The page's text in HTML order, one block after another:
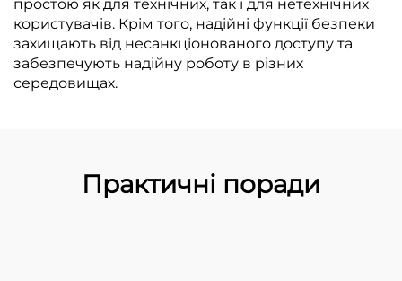
простою як для технічних, так і для нетехнічних
користувачів. Крім того, надійні функції безпеки
захищають від несанкціонованого доступу та
забезпечують надійну роботу в різних
середовищах.
Практичні поради